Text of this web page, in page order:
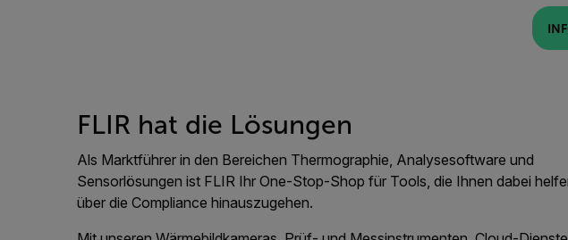
FLIR hat die Lösungen
Als Marktführer in den Bereichen Thermographie, Analysesoftware und
Sensorlösungen ist FLIR Ihr One-Stop-Shop für Tools, die Ihnen dabei
über die Compliance hinauszugehen.